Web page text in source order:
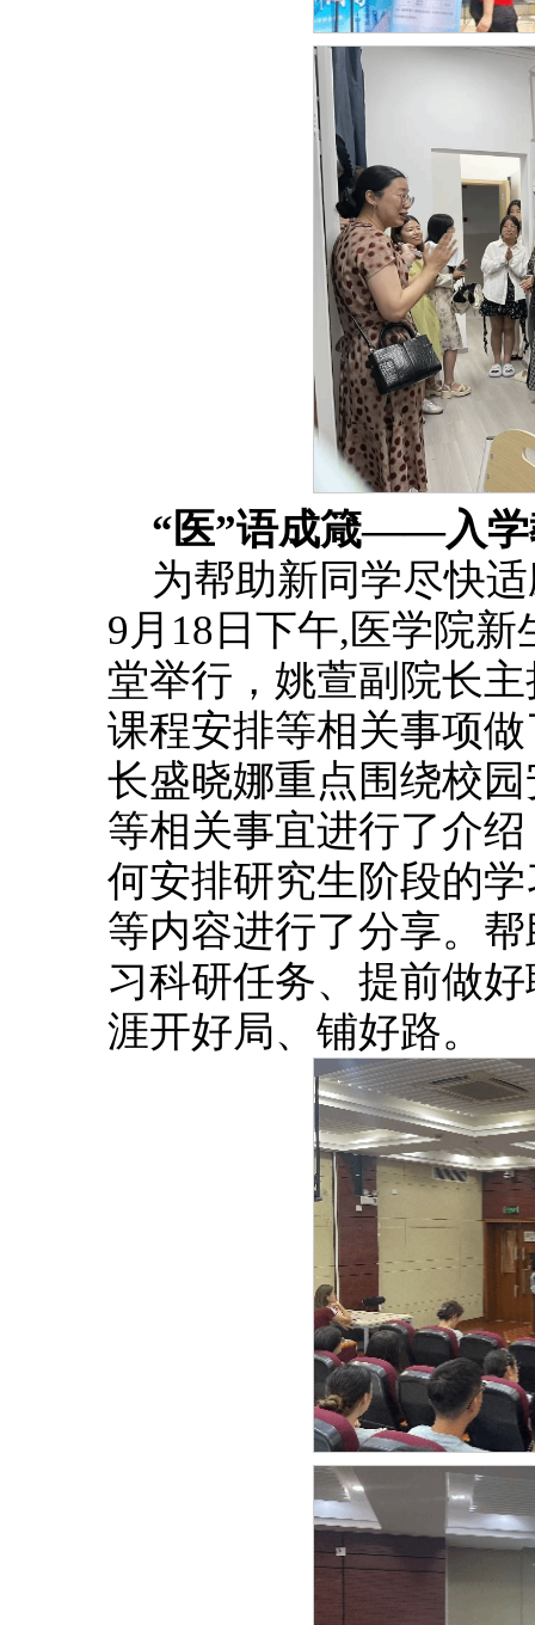
“医”语成箴——入学
为帮助新同学尽快
9月18日下午,医学院
堂举行，姚萱副院长
课程安排等相关事项
长盛晓娜重点围绕校
等相关事宜进行了介
何安排研究生阶段的
等内容进行了分享。
习科研任务、提前做
涯开好局、铺好路。